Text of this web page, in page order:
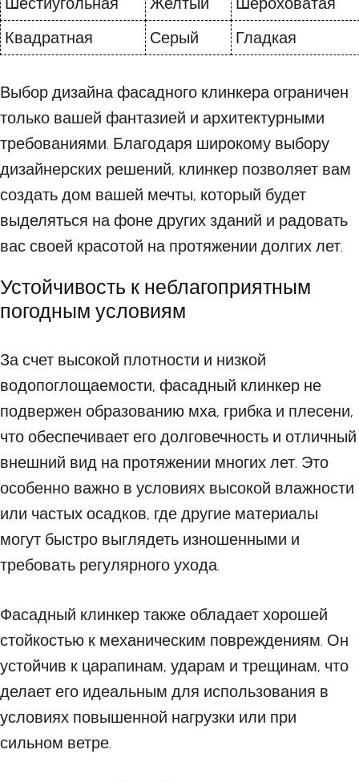
Квадратная
Серый Гладкая
Выбор дизайна фасадного клинкера ограничен
только вашей фантазией и архитектурными
требованиями. Благодаря широкому выбору
дизайнерских решений, клинкер позволяет вам
создать дом вашей мечты, который будет
выделяться на фоне других зданий и радовать
вас своей красотой на протяжении долгих лет.
Устойчивость к неблагоприятным
погодным условиям
За счет высокой плотности и низкой
водопоглощаемости, фасадный клинкер не
подвержен образованию мха, грибка и плесени,
что обеспечивает его долговечность и отличный
внешний вид на протяжении многих лет. Это
особенно важно в условиях высокой влажности
или частых осадков, где другие материалы
могут быстро выглядеть изношенными и
требовать регулярного ухода.
Фасадный клинкер также обладает хорошей
стойкостью к механическим повреждениям. Он
устойчив к царапинам, ударам и трещинам, что
делает его идеальным для использования в
условиях повышенной нагрузки или при
сильном ветре.